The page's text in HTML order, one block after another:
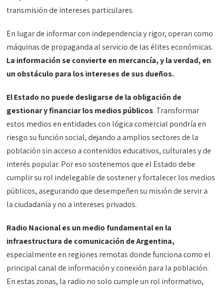
transmisión de intereses particulares.
En lugar de informar con independencia y rigor, operan como
máquinas de propaganda al servicio de las élites económicas.
La información se convierte en mercancía, y la verdad, en
un obstáculo para los intereses de sus dueños.
El Estado no puede desligarse de la obligación de
gestionar y financiar los medios públicos. Transformar
estos medios en entidades con lógica comercial pondría en
riesgo su función social, dejando a amplios sectores de la
población sin acceso a contenidos educativos, culturales y de
interés popular. Por eso sostenemos que el Estado debe
cumplir su rol indelegable de sostener y fortalecer los medios
públicos, asegurando que desempeñen su misión de servir a
la ciudadanía y no a intereses privados.
Radio Nacional es un medio fundamental en la
infraestructura de comunicación de Argentina,
especialmente en regiones remotas donde funciona como el
principal canal de información y conexión para la población.
En estas zonas, la radio no solo cumple un rol informativo,